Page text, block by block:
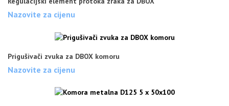
Nazovite za cijenu
Prigušivači zvuka za DBOX komoru
Nazovite za cijenu